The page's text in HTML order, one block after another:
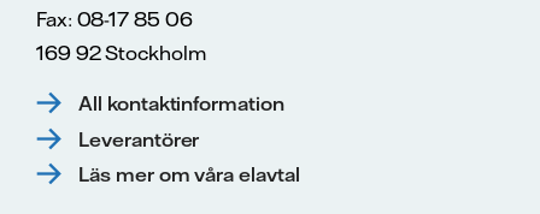
Fax: 08-17 85 06
169 92 Stockholm
All kontaktinformation
Leverantörer
Läs mer om våra elavtal